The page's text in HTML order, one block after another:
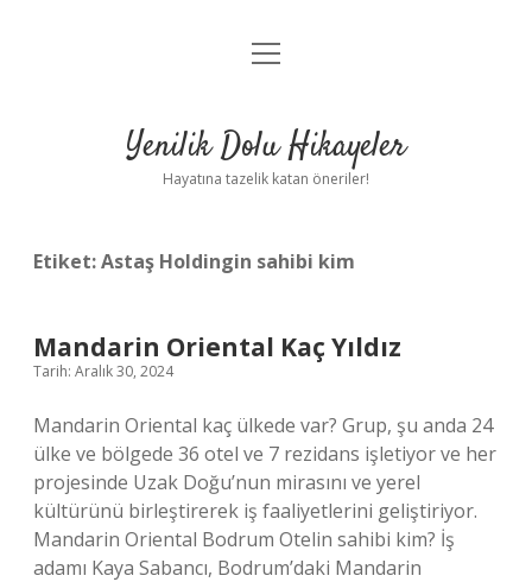
Anasayfa
Yasal Uyarı
menüyü
Yenilik Dolu Hikayeler
Hayatına tazelik katan öneriler!
Etiket:Astaş Holdingin sahibi kim
Mandarin Oriental Kaç Yıldız
Tarih: Aralık 30, 2024
Mandarin Oriental kaç ülkede var? Grup, şu anda 24
ülke ve bölgede 36 otel ve 7 rezidans işletiyor ve her
projesinde Uzak Doğu’nun mirasını ve yerel
kültürünü birleştirerek iş faaliyetlerini geliştiriyor.
Mandarin Oriental Bodrum Otelin sahibi kim? İş
adamı Kaya Sabancı, Bodrum’daki Mandarin